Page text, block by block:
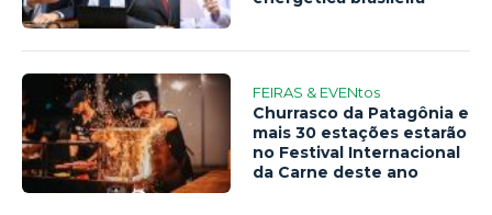
FEIRAS & EVENtos
Churrasco da Patagônia e
mais 30 estações estarão
no Festival Internacional
da Carne deste ano